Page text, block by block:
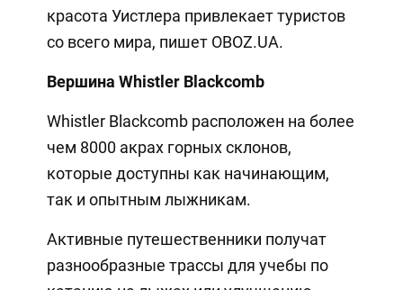
красота Уистлера привлекает туристов
со всего мира, пишет OBOZ.UA.
Вершина Whistler Blackcomb
Whistler Blackcomb расположен на более
чем 8000 акрах горных склонов,
которые доступны как начинающим,
так и опытным лыжникам.
Активные путешественники получат
разнообразные трассы для учебы по